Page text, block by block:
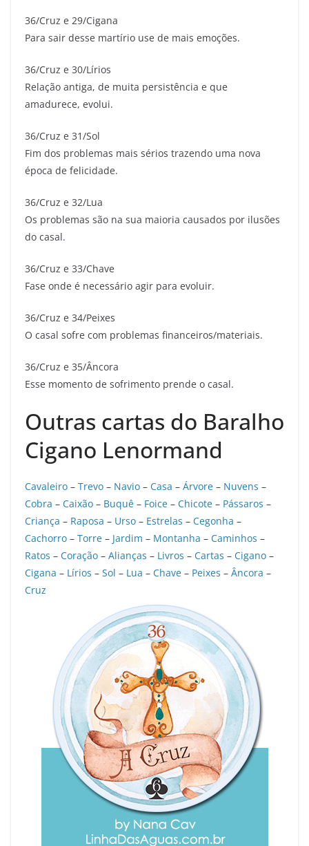
36/Cruz e 29/Cigana
Para sair desse martírio use de mais emoções.
36/Cruz e 30/Lírios
Relação antiga, de muita persistência e que
amadurece, evolui.
36/Cruz e 31/Sol
Fim dos problemas mais sérios trazendo uma nova
época de felicidade.
36/Cruz e 32/Lua
Os problemas são na sua maioria causados por ilusões
do casal.
36/Cruz e 33/Chave
Fase onde é necessário agir para evoluir.
36/Cruz e 34/Peixes
O casal sofre com problemas financeiros/materiais.
36/Cruz e 35/Âncora
Esse momento de sofrimento prende o casal.
Outras cartas do Baralho
Cigano Lenormand
Cavaleiro – Trevo – Navio – Casa – Árvore – Nuvens –
Cobra – Caixão – Buquê – Foice – Chicote – Pássaros –
Criança – Raposa – Urso – Estrelas – Cegonha –
Cachorro – Torre – Jardim – Montanha – Caminhos –
Ratos – Coração – Alianças – Livros – Cartas – Cigano –
Cigana – Lírios – Sol – Lua – Chave – Peixes – Âncora –
Cruz